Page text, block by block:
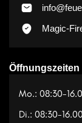
Magic-
Öffnungszeiten
Mo.: 08:30-
Di.: 08:30-